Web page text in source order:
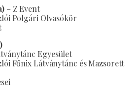
– Z Event
Polgári Olvasókör
Egyesület
Főnix Látványtánc és Mazsorett